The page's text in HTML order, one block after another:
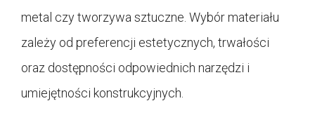
metal czy tworzywa sztuczne. Wybór materiału
zależy od preferencji estetycznych, trwałości
oraz dostępności odpowiednich narzędzi i
umiejętności konstrukcyjnych.